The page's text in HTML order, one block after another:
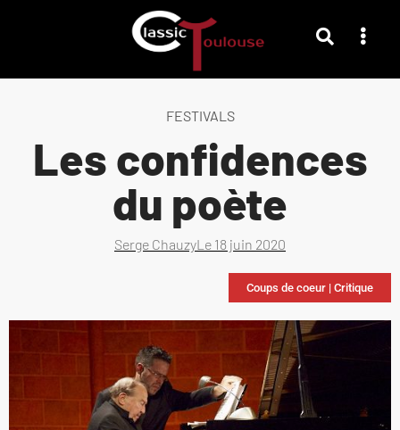
FESTIVALS
Les confidences
du poète
Serge ChauzyLe 18 juin 2020
Coups de coeur | Critique